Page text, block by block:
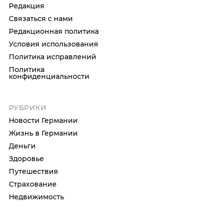
Редакция
Связаться с нами
Редакционная политика
Условия использования
Политика исправлений
Политика
конфиденциальности
РУБРИКИ
Новости Германии
Жизнь в Германии
Деньги
Здоровье
Путешествия
Страхование
Недвижимость